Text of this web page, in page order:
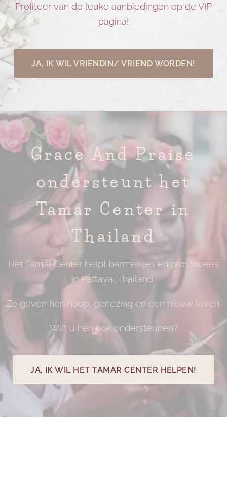
Profiteer van de leuke aanbiedingen op de VIP
pagina!
JA, IK WIL VRIENDIN/ VRIEND WORDEN!
Grace And Praise
ondersteunt het
Tamar Center in
Thailand
Het Tamar Center helpt barmeisjes en prostituees
in Pattaya, Thailand
Ze geven hen hoop, genezing en een nieuw leven.
Wilt u hen ook ondersteunen?
JA, IK WIL HET TAMAR CENTER HELPEN!